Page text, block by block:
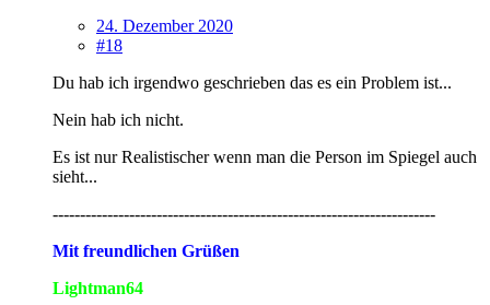
24. Dezember 2020
#18
Du hab ich irgendwo geschrieben das es ein Problem ist...
Nein hab ich nicht.
Es ist nur Realistischer wenn man die Person im Spiegel auch
sieht...
----------------------------------------------------------------------
Mit freundlichen Grüßen
Lightman64